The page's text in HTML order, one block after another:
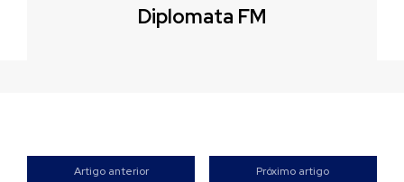
Diplomata FM
Artigo anterior Próximo artigo